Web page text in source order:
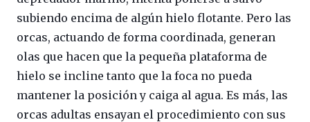
subiendo encima de algún hielo flotante. Pero las
orcas, actuando de forma coordinada, generan
olas que hacen que la pequeña plataforma de
hielo se incline tanto que la foca no pueda
mantener la posición y caiga al agua. Es más, las
orcas adultas ensayan el procedimiento con sus